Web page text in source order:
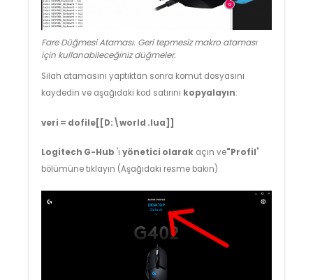
Fare Düğmesi Ataması. Geri tepmesiz makro ataması
için kullanabileceğiniz düğmeler.
Silah atamasını yaptıktan sonra komut dosyasını
kaydedin ve aşağıdaki kod satırını kopyalayın:
veri = dofile[[D:\world .lua]]
Logitech G-Hub 'ıyönetici olarak açın ve"Profil"
bölümüne tıklayın (Aşağıdaki resme bakın)